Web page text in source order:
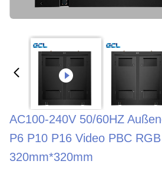
AC100-240V 50/60HZ
P6 P10 P16 Video PBC
320mm*320mm